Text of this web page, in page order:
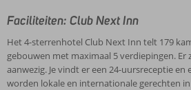
Faciliteiten: Club Next Inn
Het 4-sterrenhotel Club Next Inn telt 179
gebouwen met maximaal 5 verdiepingen. Er
aanwezig. Je vindt er een 24-uursreceptie
worden lokale en internationale gerechten